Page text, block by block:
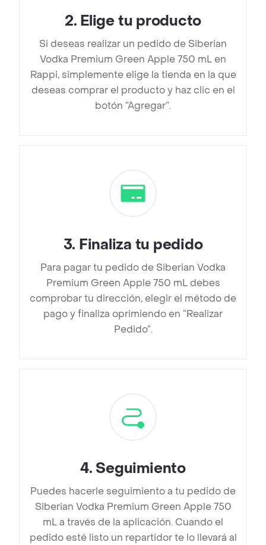
2. Elige tu producto
Si deseas realizar un pedido de Siberian
Vodka Premium Green Apple 750 mL en
Rappi, simplemente elige la tienda en la que
deseas comprar el producto y haz clic en el
botón “Agregar”.
3. Finaliza tu pedido
Para pagar tu pedido de Siberian Vodka
Premium Green Apple 750 mL debes
comprobar tu dirección, elegir el método de
pago y finaliza oprimiendo en “Realizar
Pedido”.
4. Seguimiento
Puedes hacerle seguimiento a tu pedido de
Siberian Vodka Premium Green Apple 750
mL a través de la aplicación. Cuando el
pedido esté listo un repartidor te lo llevará al